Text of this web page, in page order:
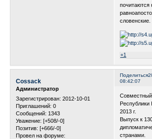
почитаются
словенские.
+1
Поделиться
08:42:07
Cossack
Администратор
Зарегистрирован: 2012-10-01
Приглашений: 0
Сообщений: 1343
Уважение: [+508/-0]
Позитив: [+666/-0]
Провел на форуме:
Республики
2013 г.
Выпуск к
странами.